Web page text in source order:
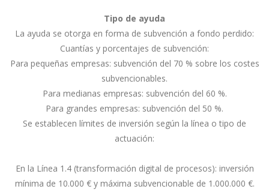
Tipo de ayuda
La ayuda se otorga en forma de subvención a fondo perdido:
Cuantías y porcentajes de subvención:
Para pequeñas empresas: subvención del 70 % sobre los costes
subvencionables.
Para medianas empresas: subvención del 60 %.
Para grandes empresas: subvención del 50 %.
Se establecen límites de inversión según la línea o tipo de
actuación:
En la Línea 1.4 (transformación digital de procesos): inversión
mínima de 10.000 € y máxima subvencionable de 1.000.000 €.